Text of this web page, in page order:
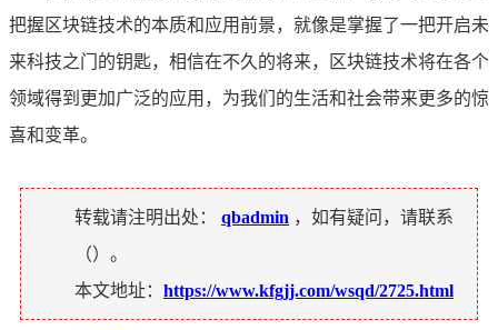
把握区块链技术的本质和应用前景，就像是掌握了一把开启未
来科技之门的钥匙，相信在不久的将来，区块链技术将在各个
领域得到更加广泛的应用，为我们的生活和社会带来更多的惊
喜和变革。
转载请注明出处： qbadmin ，如有疑问，请联系
（）。
本文地址： https://www.kfgjj.com/wsqd/2725.html